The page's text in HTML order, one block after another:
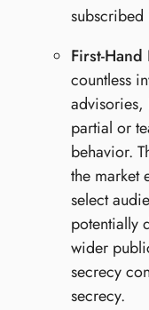
subscribed
First-
countless
advisories,
partial or
behavior.
the market
select
potentially
wider
secrecy
secrecy.